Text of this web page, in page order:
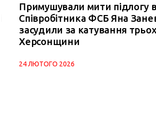
Примушували мити підлогу
Співробітника ФСБ Яна
засудили за катування
Херсонщини
24 ЛЮТОГО 2026